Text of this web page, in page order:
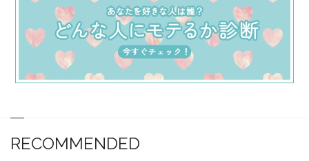
RECOMMENDED